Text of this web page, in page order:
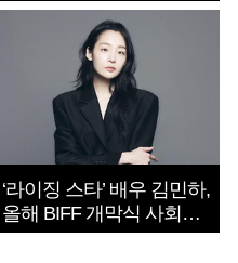
지는 ‘전쟁 속죄’
‘라이징 스타’ 배우 김민하,
올해 BIFF 개막식 사회자
확정